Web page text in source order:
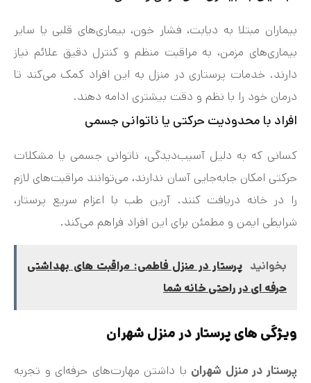
بیماران مبتلا به دیابت، فشار خون، بیماری‌های قلبی یا سایر
بیماری‌های مزمن، به مراقبت منظم و کنترل دقیق علائم نیاز
دارند. خدمات پرستاری در منزل به این افراد کمک می‌کند تا
درمان خود را با نظم و دقت بیشتری ادامه دهند.
افراد با محدودیت حرکتی یا ناتوانی جسمی
کسانی که به دلیل آسیب‌دیدگی، ناتوانی جسمی یا مشکلات
حرکتی امکان جابه‌جایی آسان ندارند، می‌توانند مراقبت‌های لازم
را در خانه دریافت کنند. آرین طب با اعزام سریع پرستار،
شرایطی ایمن و مطمئن برای این افراد فراهم می‌کند.
بخوانید پرستار در منزل فاطمی: مراقبت‌ های بهداشتی
حرفه ای در راحتی خانه شما
ویژگی‌ های پرستار در منزل شهران
پرستار در منزل شهران با داشتن مهارت‌های حرفه‌ای و تجربه